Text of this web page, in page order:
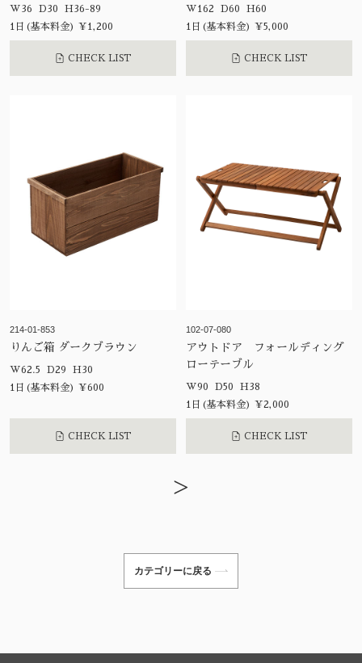
W36 D30 H36-89
1日(基本料金) ¥1,200
CHECK LIST
W162 D60 H60
1日(基本料金) ¥5,000
CHECK LIST
214-01-853
りんご箱 ダークブラウン
W62.5 D29 H30
1日(基本料金) ¥600
CHECK LIST
102-07-080
アウトドア フォールディング
ローテーブル
W90 D50 H38
1日(基本料金) ¥2,000
CHECK LIST
>
カテゴリーに戻る